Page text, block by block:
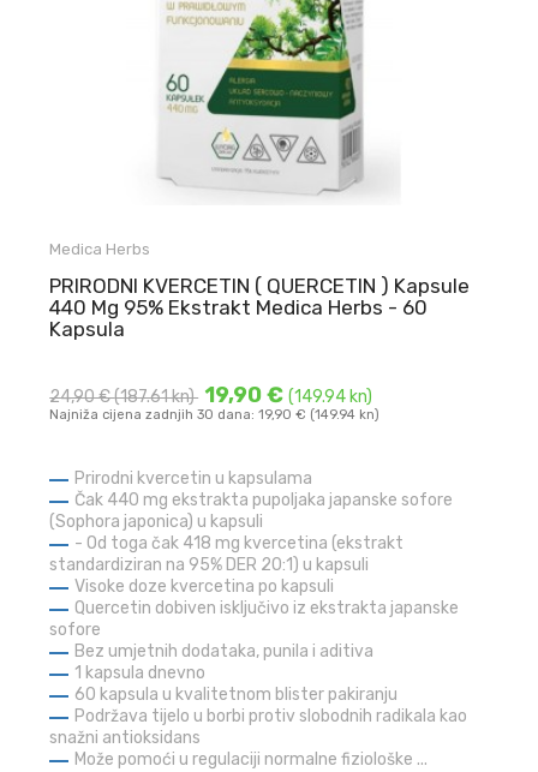
Medica Herbs
PRIRODNI KVERCETIN ( QUERCETIN ) Kapsule
440 Mg 95% Ekstrakt Medica Herbs - 60
Kapsula
24,90 €(187.61 kn) 19,90 €(149.94 kn)
Najniža cijena zadnjih 30 dana: 19,90 € (149.94 kn)
Prirodni kvercetin u kapsulama
Čak 440 mg ekstrakta pupoljaka japanske sofore
(Sophora japonica) u kapsuli
- Od toga čak 418 mg kvercetina (ekstrakt
standardiziran na 95% DER 20:1) u kapsuli
Visoke doze kvercetina po kapsuli
Quercetin dobiven isključivo iz ekstrakta japanske
sofore
Bez umjetnih dodataka, punila i aditiva
1 kapsula dnevno
60 kapsula u kvalitetnom blister pakiranju
Podržava tijelo u borbi protiv slobodnih radikala kao
snažni antioksidans
Može pomoći u regulaciji normalne fiziološke ...